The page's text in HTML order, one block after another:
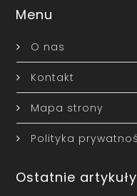
Menu
O nas
Kontakt
Mapa strony
Polityka
Ostatnie artykuły